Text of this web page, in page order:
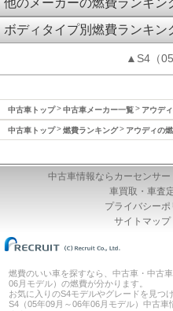
ボディタイプ別燃費ランキン
▲S4（
中古車トップ 中古車メーカー一覧 アウデ
中古車トップ 燃費ランキング アウディの
中古車情報ならカーセンサー
車買取・車査
プライバシーポ
サイトマップ
燃費のいい車を探すなら、中古車・中古
06月モデル）の燃費が分かります。
お気に入りのS4モデルやグレードを見つ
S4（05年09月～06年06月モデル）中古